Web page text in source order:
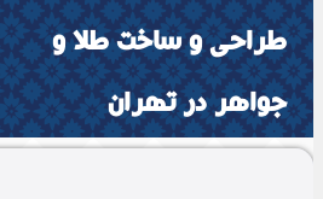
طراحی و ساخت طلا و
جواهر در تهران